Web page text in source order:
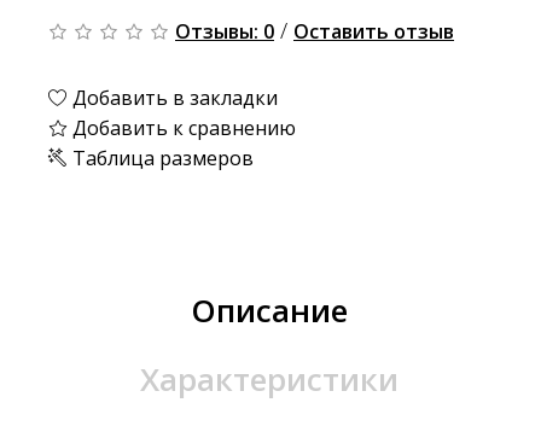
Отзывы: 0 / Оставить отзыв
Добавить в закладки
Добавить к сравнению
Таблица размеров
Описание
Характеристики